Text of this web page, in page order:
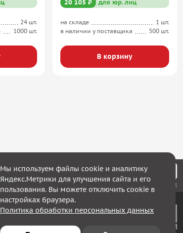
24 шт.
1000 шт.
20 105 ₽ для юр. лиц
на складе
1 шт.
в наличии у поставщика
500 шт.
В корзину
мы с Вами свяжемся!
, а также соглашаюсь с политикой конфиденциальности
Мы используем файлы cookie и аналитику
Яндекс.Метрики для улучшения сайта и его
пользования. Вы можете отключить cookie в
настройках браузера.
Политика обработки персональных данных